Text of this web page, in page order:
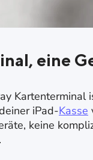
eine
Kartenterminal
iPad-Kasse
keine